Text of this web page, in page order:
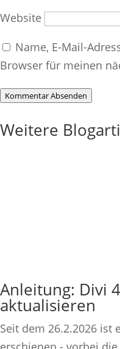
Website
Name, E-Mail-
Browser für meinen
Kommentar Absenden
Weitere
Anleitung: Divi
aktualisieren
Seit dem 26.2.2026 ist